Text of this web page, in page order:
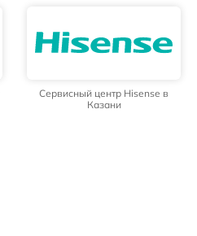
Сервисный центр Hisense в
Казани